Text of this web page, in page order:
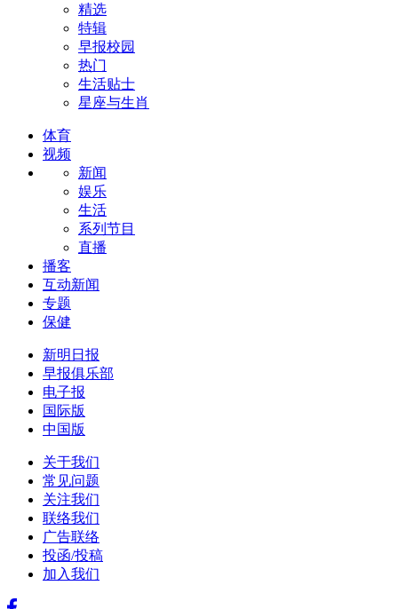
精选
特辑
早报校园
热门
生活贴士
星座与生肖
体育
视频
新闻
娱乐
生活
系列节目
直播
播客
互动新闻
专题
保健
新明日报
早报俱乐部
电子报
国际版
中国版
关于我们
常见问题
关注我们
联络我们
广告联络
投函/投稿
加入我们